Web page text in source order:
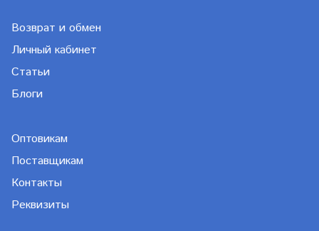
Возврат и обмен
Личный кабинет
Статьи
Блоги
Оптовикам
Поставщикам
Контакты
Реквизиты